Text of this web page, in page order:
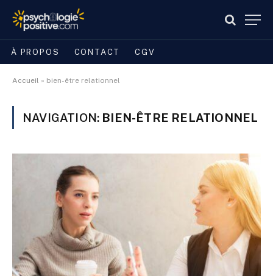
À PROPOS CONTACT CGV
Accueil » bien-être relationnel
NAVIGATION: BIEN-ÊTRE RELATIONNEL